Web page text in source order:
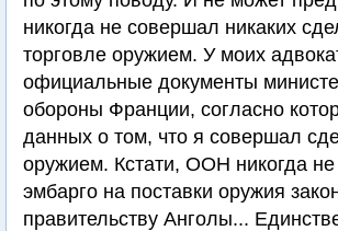
никогда не совершал никаких
торговле оружием. У моих
официальные документы
обороны Франции, согласно
данных о том, что я совершал
оружием. Кстати, ООН никогда
эмбарго на поставки оружия
правительству Анголы...